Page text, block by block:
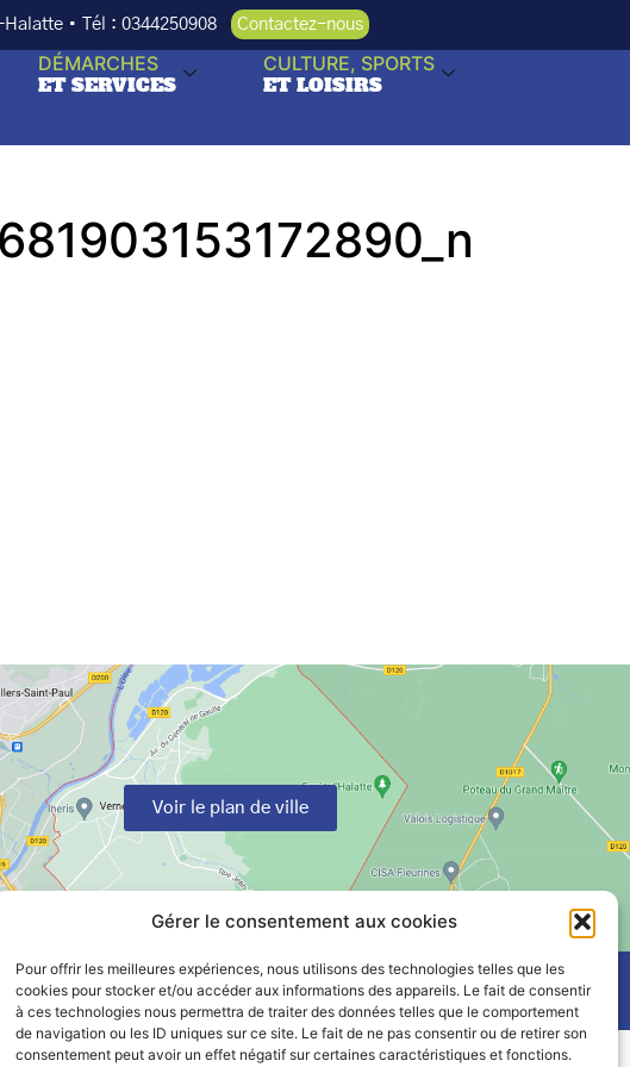
Gérer le consentement aux cookies
Pour offrir les meilleures expériences, nous utilisons des technologies telles que les
cookies pour stocker et/ou accéder aux informations des appareils. Le fait de consentir
à ces technologies nous permettra de traiter des données telles que le comportement
de navigation ou les ID uniques sur ce site. Le fait de ne pas consentir ou de retirer son
consentement peut avoir un effet négatif sur certaines caractéristiques et fonctions.
Halatte • Tél : 0344250908 Contactez-nous
DÉMARCHES
ET SERVICES
CULTURE, SPORTS
ET LOISIRS
Voir le plan de ville